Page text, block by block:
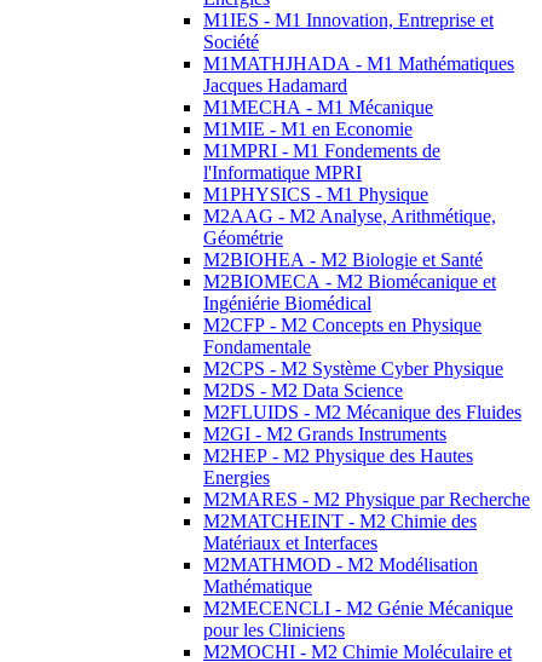
M1IES - M1 Innovation, Entreprise et
Société
M1MATHJHADA - M1 Mathématiques
Jacques Hadamard
M1MECHA - M1 Mécanique
M1MIE - M1 en Economie
M1MPRI - M1 Fondements de
l'Informatique MPRI
M1PHYSICS - M1 Physique
M2AAG - M2 Analyse, Arithmétique,
Géométrie
M2BIOHEA - M2 Biologie et Santé
M2BIOMECA - M2 Biomécanique et
Ingéniérie Biomédical
M2CFP - M2 Concepts en Physique
Fondamentale
M2CPS - M2 Système Cyber Physique
M2DS - M2 Data Science
M2FLUIDS - M2 Mécanique des Fluides
M2GI - M2 Grands Instruments
M2HEP - M2 Physique des Hautes
Energies
M2MARES - M2 Physique par Recherche
M2MATCHEINT - M2 Chimie des
Matériaux et Interfaces
M2MATHMOD - M2 Modélisation
Mathématique
M2MECENCLI - M2 Génie Mécanique
pour les Cliniciens
M2MOCHI - M2 Chimie Moléculaire et